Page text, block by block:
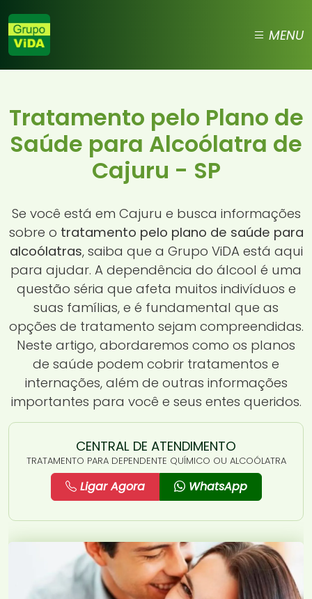
MENU
Tratamento pelo Plano de
Saúde para Alcoólatra de
Cajuru - SP
Se você está em Cajuru e busca informações
sobre o tratamento pelo plano de saúde para
alcoólatras, saiba que a Grupo ViDA está aqui
para ajudar. A dependência do álcool é uma
questão séria que afeta muitos indivíduos e
suas famílias, e é fundamental que as
opções de tratamento sejam compreendidas.
Neste artigo, abordaremos como os planos
de saúde podem cobrir tratamentos e
internações, além de outras informações
importantes para você e seus entes queridos.
CENTRAL DE ATENDIMENTO
TRATAMENTO PARA DEPENDENTE QUÍMICO OU ALCOÓLATRA
Ligar Agora WhatsApp